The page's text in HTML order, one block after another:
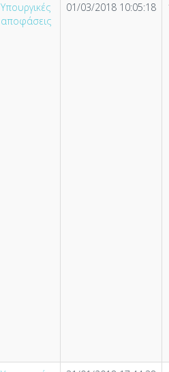
Υπουργικές
αποφάσεις
01/03/2018 10:05:18